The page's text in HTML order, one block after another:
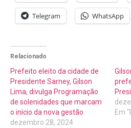
Telegram WhatsApp
Relacionado
Prefeito eleito da cidade de
Presidente Sarney, Gilson
Lima, divulga Programação
de solenidades que marcam
o início da nova gestão
dezembro 28, 2024
Em